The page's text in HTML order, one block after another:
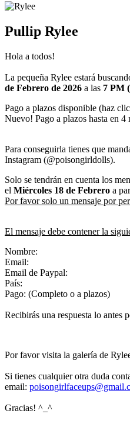
Pullip Rylee
Hola a todos!
La pequeña Rylee estará
de Febrero de 2026 a las 7 PM
Pago a plazos disponible (haz
Nuevo! Pago a plazos hasta en 4
Para conseguirla tienes que
Instagram (@poisongirldolls).
Solo se tendrán en cuenta los
el Miércoles 18 de Febrero a
Por favor solo un mensaje por
El mensaje debe contener la
Nombre:
Email:
Email de Paypal:
País:
Pago: (Completo o a plazos)
Recibirás una respuesta lo antes
Por favor visita la galería de
Si tienes cualquier otra duda
email:
Gracias! ^_^